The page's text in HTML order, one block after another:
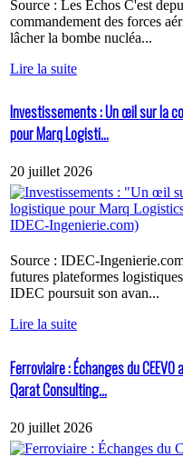
Source : Les Echos C'est
commandement des forces
lâcher la bombe nucléa...
Lire la suite
Investissements : Un œil sur la
pour Marq Logisti...
20 juillet 2026
Source : IDEC-
futures plateformes
IDEC poursuit son avan...
Lire la suite
Ferroviaire : Échanges du
Qarat Consulting...
20 juillet 2026